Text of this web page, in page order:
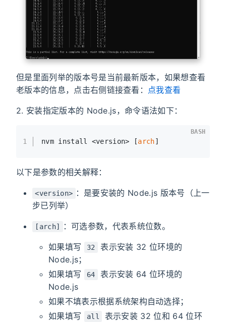
但是里面列举的版本号是当前最新版本，如果想查看
老版本的信息，点击右侧链接查看： 点我查看
2. 安装指定版本的 Node.js，命令语法如下：
1 nvm install <version> [arch]
BASH
以下是参数的相关解释：
<version> ：是要安装的 Node.js 版本号（上一
步已列举）
[arch] ：可选参数，代表系统位数。
如果填写 32
表示安装 32 位环境的
Node.js；
如果填写
64
表示安装 64 位环境的
Node.js
如果不填表示根据系统架构自动选择；
如果填写
all 表示安装 32 位和 64 位环